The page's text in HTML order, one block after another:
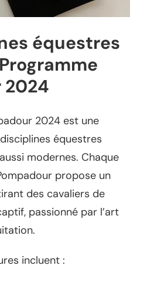
équestres
2024
2024 est une
équestres
modernes. Chaque
propose un
des cavaliers de
passionné par l’art
incluent :